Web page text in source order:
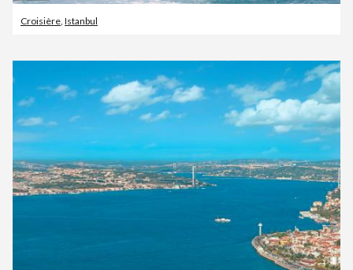
Croisière Istanbul